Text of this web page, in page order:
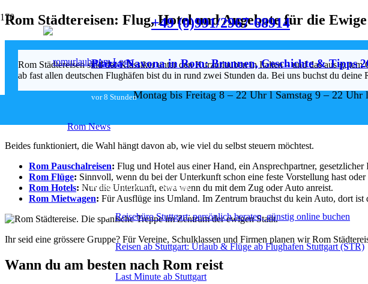
+49 (0)991/2967-68914
Montag bis Freitag 8 – 22 Uhr l Samstag 9 – 22 Uhr
Piazza Navona in Rom: Brunnen, Geschichte & Tipps
vor 8 Stunden
Rom News
Reiseangebote ab Stuttgart
Reisebüro Stuttgart: persönlich beraten, günstig online buchen
Reisen ab Stuttgart: Urlaub & Flüge ab Flughafen Stuttgart (STR)
Last Minute ab Stuttgart
Rom Städtereisen: Flug, Hotel und Angebote für die
Rom Städtereisen sind der Klassiker unter den Kurzurlauben in Italien – und das aus
ab fast allen deutschen Flughäfen bist du in rund zwei Stunden da. Bei uns buchst du
Rom Städtereisen buchen: Pauschal oder einzeln?
Beides funktioniert, die Wahl hängt davon ab, wie viel du selbst steuern möchtest.
Rom Pauschalreisen: Flug und Hotel aus einer Hand, ein Ansprechpartner,
Rom Flüge: Sinnvoll, wenn du bei der Unterkunft schon eine feste Vorstellung hast oder
Rom Hotels: Nur die Unterkunft, etwa wenn du mit dem Zug oder Auto anreist.
Rom Mietwagen: Für Ausflüge ins Umland. Im Zentrum brauchst du kein Auto, dort
Ihr seid eine grössere Gruppe? Für Vereine, Schulklassen und Firmen planen wir Rom
Wann du am besten nach Rom reist